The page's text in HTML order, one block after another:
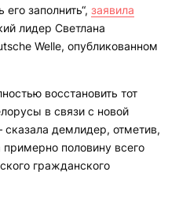
заполнить“, заявила
лидер Светлана
Welle, опубликованном
восстановить тот
в связи с новой
сказала демлидер, отметив,
половину всего
гражданского